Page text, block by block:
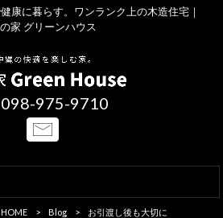
康に暮らす。ワンランク上の木造住宅｜
家 グリーンハウス
098-975-9710
> Blog > お引渡し後も大切に